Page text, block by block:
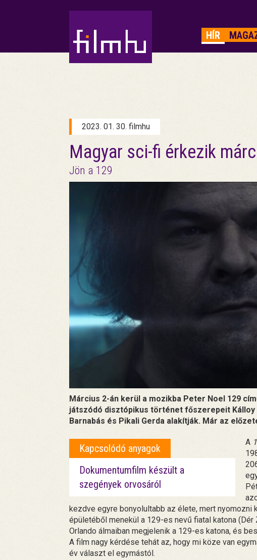
HÍR
2023. 01. 30. filmhu
Magyar sci-fi érkezik
Jön a 129
Március 2-án kerül a mozikba Peter Noel 129
játszódó disztópikus történet főszerepeit Kálloy
Barnabás és Pikali Gerda alakítják. Már az
Kapcsolódó anyagok
Dokumentumfilm készült a
szegények orvosáról
A
kezdve egyre bonyolultabb az élete, mert nyomozni
épületéből menekül a 129-es nevű fiatal katona
Orlando álmaiban megjelenik a 129-es katona, és
A film nagy kérdése tehát az, hogy mi köze van
év választ el egymástól.